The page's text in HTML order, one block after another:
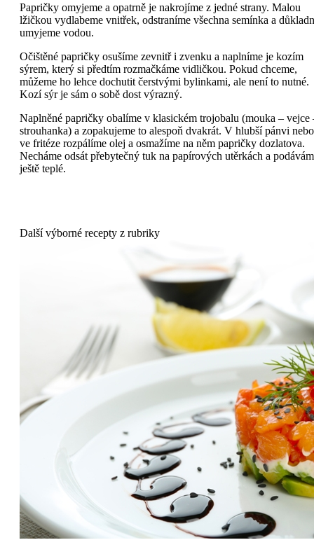
Papričky omyjeme a opatrně je nakrojíme z jedné strany. Malou
lžičkou vydlabeme vnitřek, odstraníme všechna semínka a
umyjeme vodou.
Očištěné papričky osušíme zevnitř i zvenku a naplníme je kozím
sýrem, který si předtím rozmačkáme vidličkou. Pokud chceme,
můžeme ho lehce dochutit čerstvými bylinkami, ale není to nutné.
Kozí sýr je sám o sobě dost výrazný.
Naplněné papričky obalíme v klasickém trojobalu (mouka – vejce
strouhanka) a zopakujeme to alespoň dvakrát. V hlubší pánvi nebo
ve fritéze rozpálíme olej a osmažíme na něm papričky dozlatova.
Necháme odsát přebytečný tuk na papírových utěrkách a
ještě teplé.
Další výborné recepty z rubriky